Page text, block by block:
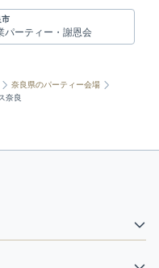
市
パーティー・謝恩会
奈良県のパーティー会場
奈良